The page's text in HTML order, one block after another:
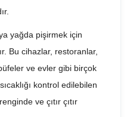
yağda pişirmek için
Bu cihazlar, restoranlar,
ve evler gibi birçok
kontrol edilebilen
ve çıtır çıtır